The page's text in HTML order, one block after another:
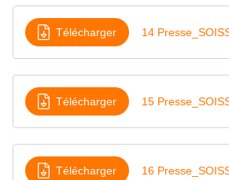
Télécharger
Télécharger
Télécharger